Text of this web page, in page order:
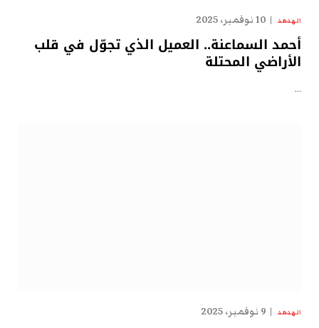
الهدهد 10 نوفمبر، 2025
أحمد السماعنة.. العميل الذي تجوّل في قلب
الأراضي المحتلة
…
الهدهد 9 نوفمبر، 2025